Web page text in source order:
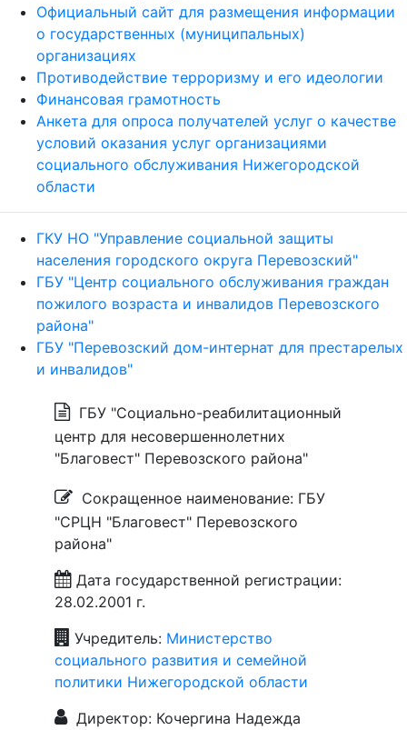
Официальный сайт для размещения информации
о государственных (муниципальных)
организациях
Противодействие терроризму и его идеологии
Финансовая грамотность
Анкета для опроса получателей услуг о качестве
условий оказания услуг организациями
социального обслуживания Нижегородской
области
ГКУ НО "Управление социальной защиты
населения городского округа Перевозский"
ГБУ "Центр социального обслуживания граждан
пожилого возраста и инвалидов Перевозского
района"
ГБУ "Перевозский дом-интернат для престарелых
и инвалидов"
ГБУ "Социально-реабилитационный
центр для несовершеннолетних
"Благовест" Перевозского района"
Сокращенное наименование: ГБУ
"СРЦН "Благовест" Перевозского
района"
Дата государственной регистрации:
28.02.2001 г.
Учредитель: Министерство
социального развития и семейной
политики Нижегородской области
Директор: Кочергина Надежда